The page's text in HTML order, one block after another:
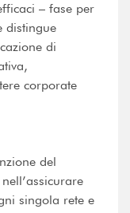
– fase per
distingue
di
corporate
del
singola rete e